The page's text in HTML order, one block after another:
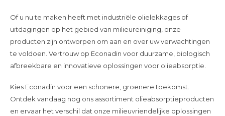
Of u nu te maken heeft met industriële olielekkages of
uitdagingen op het gebied van milieureiniging, onze
producten zijn ontworpen om aan en over uw verwachtingen
te voldoen. Vertrouw op Econadin voor duurzame, biologisch
afbreekbare en innovatieve oplossingen voor olieabsorptie.
Kies Econadin voor een schonere, groenere toekomst.
Ontdek vandaag nog ons assortiment olieabsorptieproducten
en ervaar het verschil dat onze milieuvriendelijke oplossingen